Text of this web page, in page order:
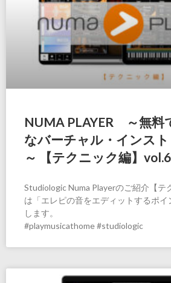
NUMA PLAYER ～無料
なバーチャル・インス
～ 【テクニック編】vol.6
Studiologic Numa Playerのご紹介【テ
は「エレピの音をエディットするポイ
します。
#playmusicathome #studiologic